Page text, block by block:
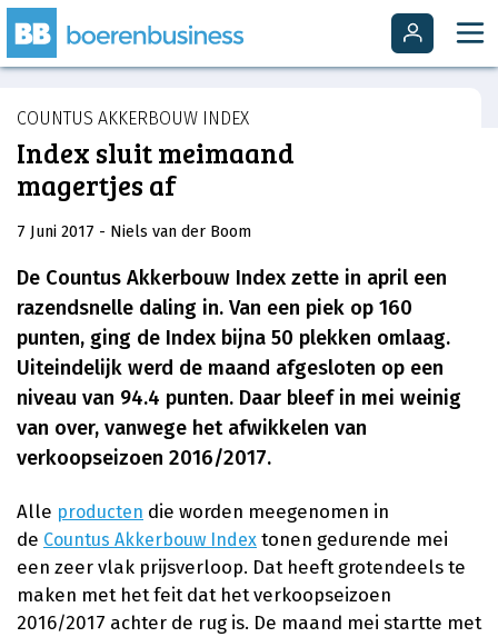
COUNTUS AKKERBOUW INDEX
Index sluit meimaand
magertjes af
7 Juni 2017 - Niels van der Boom
De Countus Akkerbouw Index zette in april een
razendsnelle daling in. Van een piek op 160
punten, ging de Index bijna 50 plekken omlaag.
Uiteindelijk werd de maand afgesloten op een
niveau van 94.4 punten. Daar bleef in mei weinig
van over, vanwege het afwikkelen van
verkoopseizoen 2016/2017.
Alle producten die worden meegenomen in
de Countus Akkerbouw Index tonen gedurende mei
een zeer vlak prijsverloop. Dat heeft grotendeels te
maken met het feit dat het verkoopseizoen
2016/2017 achter de rug is. De maand mei startte met